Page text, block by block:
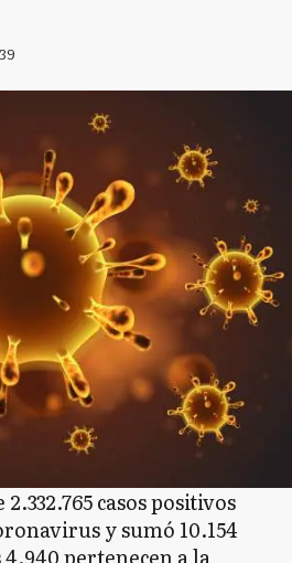
casos positivos
y sumó 10.154
pertenecen a la